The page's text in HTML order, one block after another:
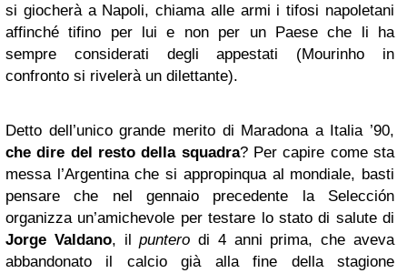
si giocherà a Napoli, chiama alle armi i tifosi napoletani
affinché tifino per lui e non per un Paese che li ha
sempre considerati degli appestati (Mourinho in
confronto si rivelerà un dilettante).
Detto dell’unico grande merito di Maradona a Italia ’90,
che dire del resto della squadra? Per capire come sta
messa l’Argentina che si appropinqua al mondiale, basti
pensare che nel gennaio precedente la Selección
organizza un’amichevole per testare lo stato di salute di
Jorge Valdano, ilpuntero di 4 anni prima, che aveva
abbandonato il calcio già alla fine della stagione